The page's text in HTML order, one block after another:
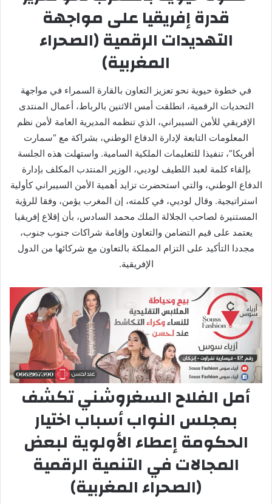
قدرة إفريقيا على مواجهة
التهديدات الرقمية (الصحراء
المغربية)
في خطوة حيوية نحو تعزيز التعاون بالقارة السمراء في مواجهة
التحديات الرقمية، انطلقت أمس الاثنين بالرباط، أعمال المنتدى
الإفريقي للأمن السيبراني، الذي تنظمه المديرية العامة لأمن نظم
المعلومات التابعة لإدارة الدفاع الوطني، بشراكة مع “سمارت
أفريكا”، تنفيذا للتعليمات الملكية السامية. واستهلت هذه الجلسة
بإلقاء كلمة لعبد اللطيف لوديي، الوزير المنتدب المكلف بإدارة
الدفاع الوطني، والتي استحضرت تزايد أهمية الأمن السيبراني كأولية
استراتيجية. وقال لوديي، في كلمته، إن المغرب يؤمن، وفقا للرؤية
المستنيرة لصاحب الجلالة الملك محمد السادس، بأن إقلاع إفريقيا
يعتمد على قيم التضامن والتعاون وإقامة شراكات جنوب جنوب،
مجددا التأكيد على التزام المملكة بالتعاون مع شركائها من الدول
الإفريقية.
أمل الفلاح السغروشني تكشف
بمجلس النواب أسباب اختيار
الحكومة إعطاء الأولوية لبعض
المجالات في التنمية الرقمية
(الصحراء المغربية)